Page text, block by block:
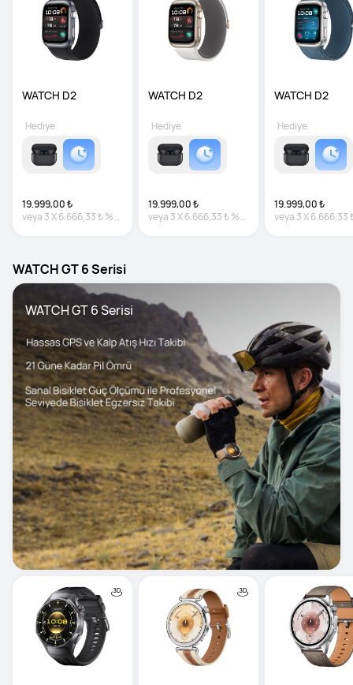
WATCH D2
19.999,00 ₺
veya 3X6.666,33 ₺%0
Hediye
WATCH D2
19.999,00 ₺
veya 3X6.666,33 ₺%0
Hediye
WATCH D2
19.999,00 ₺
veya 3X6.666,33
Hediye
WATCH GT 6 Serisi
WATCH GT 6 Serisi